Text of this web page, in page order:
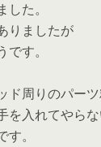
た。
りましたが
す。
周りのパーツ
を入れてやらな
。